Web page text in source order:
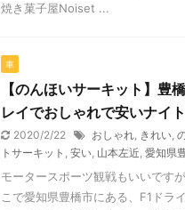
焼き菓子屋Noiset ...
車
【のんほいサーキット】豊
レイでおしゃれで安いナイ
2020/2/22 おしゃれ, きれい,
トサーキット , 安い, 山本左近, 愛知県
モータースポーツ観戦もいいです
こで愛知県豊橋市にある、F1ドラ